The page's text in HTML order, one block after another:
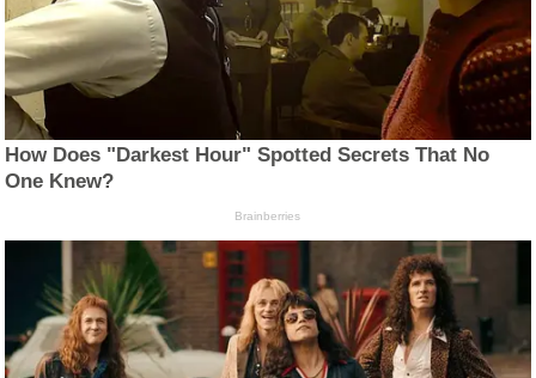
How Does "Darkest Hour" Spotted Secrets That No
One Knew?
Brainberries